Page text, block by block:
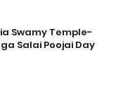
Swamy Temple-
Salai Poojai Day